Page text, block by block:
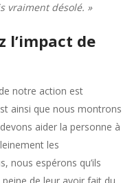
vraiment désolé. »
l’impact de
notre action est
ainsi que nous montrons
aider la personne à
les
nous espérons qu’ils